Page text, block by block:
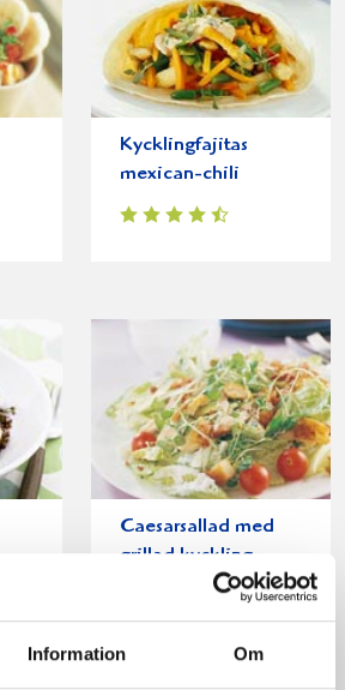
Information Om
Kycklingfajitas
mexican-chili
Caesarsallad med
grillad kyckling